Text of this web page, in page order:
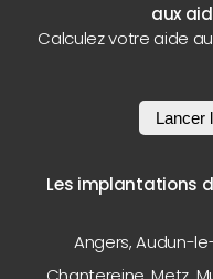
aux
Calculez votre aide
Lancer
Les implantations
Angers,Audun-